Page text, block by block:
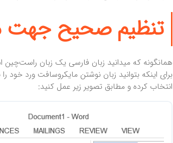
تنظیم صحیح جهت
همانگونه که میدانید زبان فارسی یک زبان
انتخاب کرده و مطابق تصویر زیر عمل کنید: